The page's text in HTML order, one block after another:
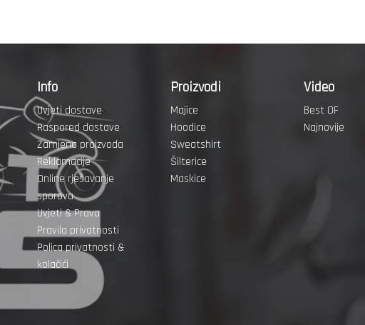
Info
Uvjeti dostave
Raspored dostave
Zamjena proizvoda
Reklamacije
Online rješavanje
sporova
Uvjeti & Prava
Pravila privatnosti
Polica privatnosti &
kolačići
Proizvodi
Majice
Hoodice
Sweatshirt
Šilterice
Maskice
Video
Best OF
Najnovije